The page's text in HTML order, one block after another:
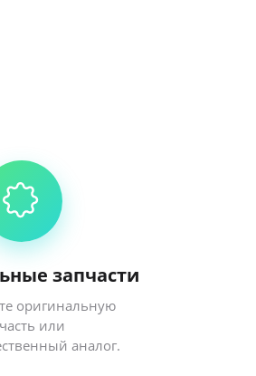
запчасти
оригинальную
или
аналог.